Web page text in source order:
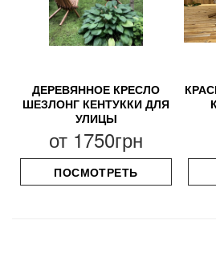
ДЕРЕВЯННОЕ КРЕСЛО
ШЕЗЛОНГ КЕНТУККИ ДЛЯ
УЛИЦЫ
от 1750грн
ПОСМОТРЕТЬ